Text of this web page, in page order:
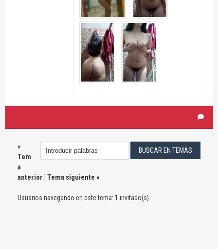
«
Tem
a
anterior | Tema siguiente »
Usuarios navegando en este tema: 1 invitado(s)